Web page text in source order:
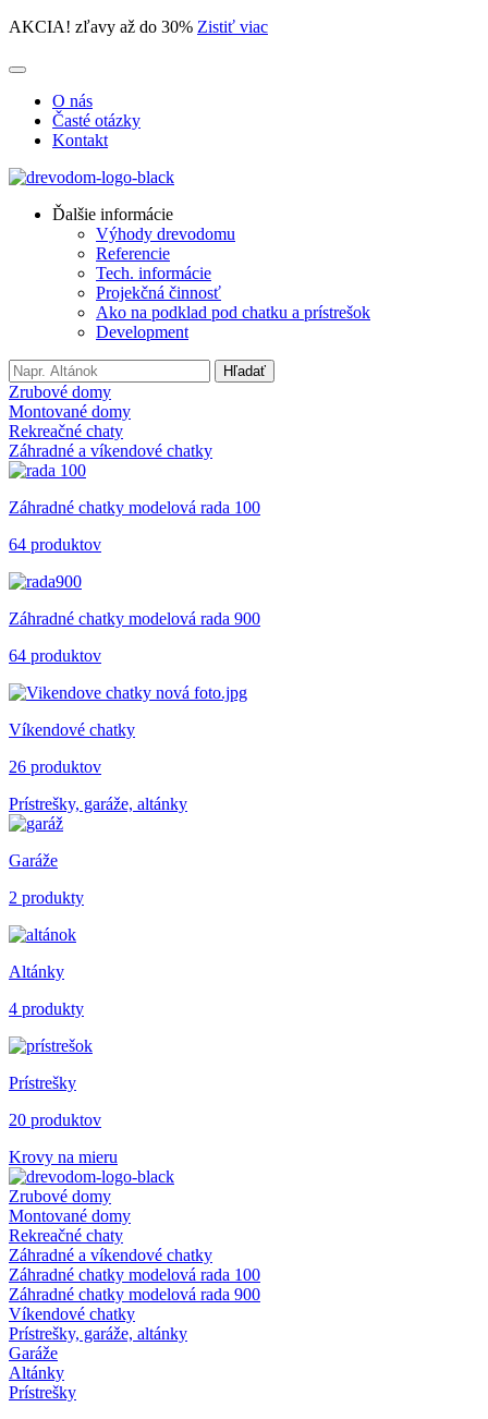
AKCIA! zľavy až do 30% Zistiť viac
O nás
Časté otázky
Kontakt
Ďalšie informácie
Výhody drevodomu
Referencie
Tech. informácie
Projekčná činnosť
Ako na podklad pod chatku a prístrešok
Development
Search
for:
Hľadať
Zrubové domy
Montované domy
Rekreačné chaty
Záhradné a víkendové chatky
Záhradné chatky modelová rada 100
64 produktov
Záhradné chatky modelová rada 900
64 produktov
Víkendové chatky
26 produktov
Prístrešky, garáže, altánky
Garáže
2 produkty
Altánky
4 produkty
Prístrešky
20 produktov
Krovy na mieru
Zrubové domy
Montované domy
Rekreačné chaty
Záhradné a víkendové chatky
Záhradné chatky modelová rada 100
Záhradné chatky modelová rada 900
Víkendové chatky
Prístrešky, garáže, altánky
Garáže
Altánky
Prístrešky